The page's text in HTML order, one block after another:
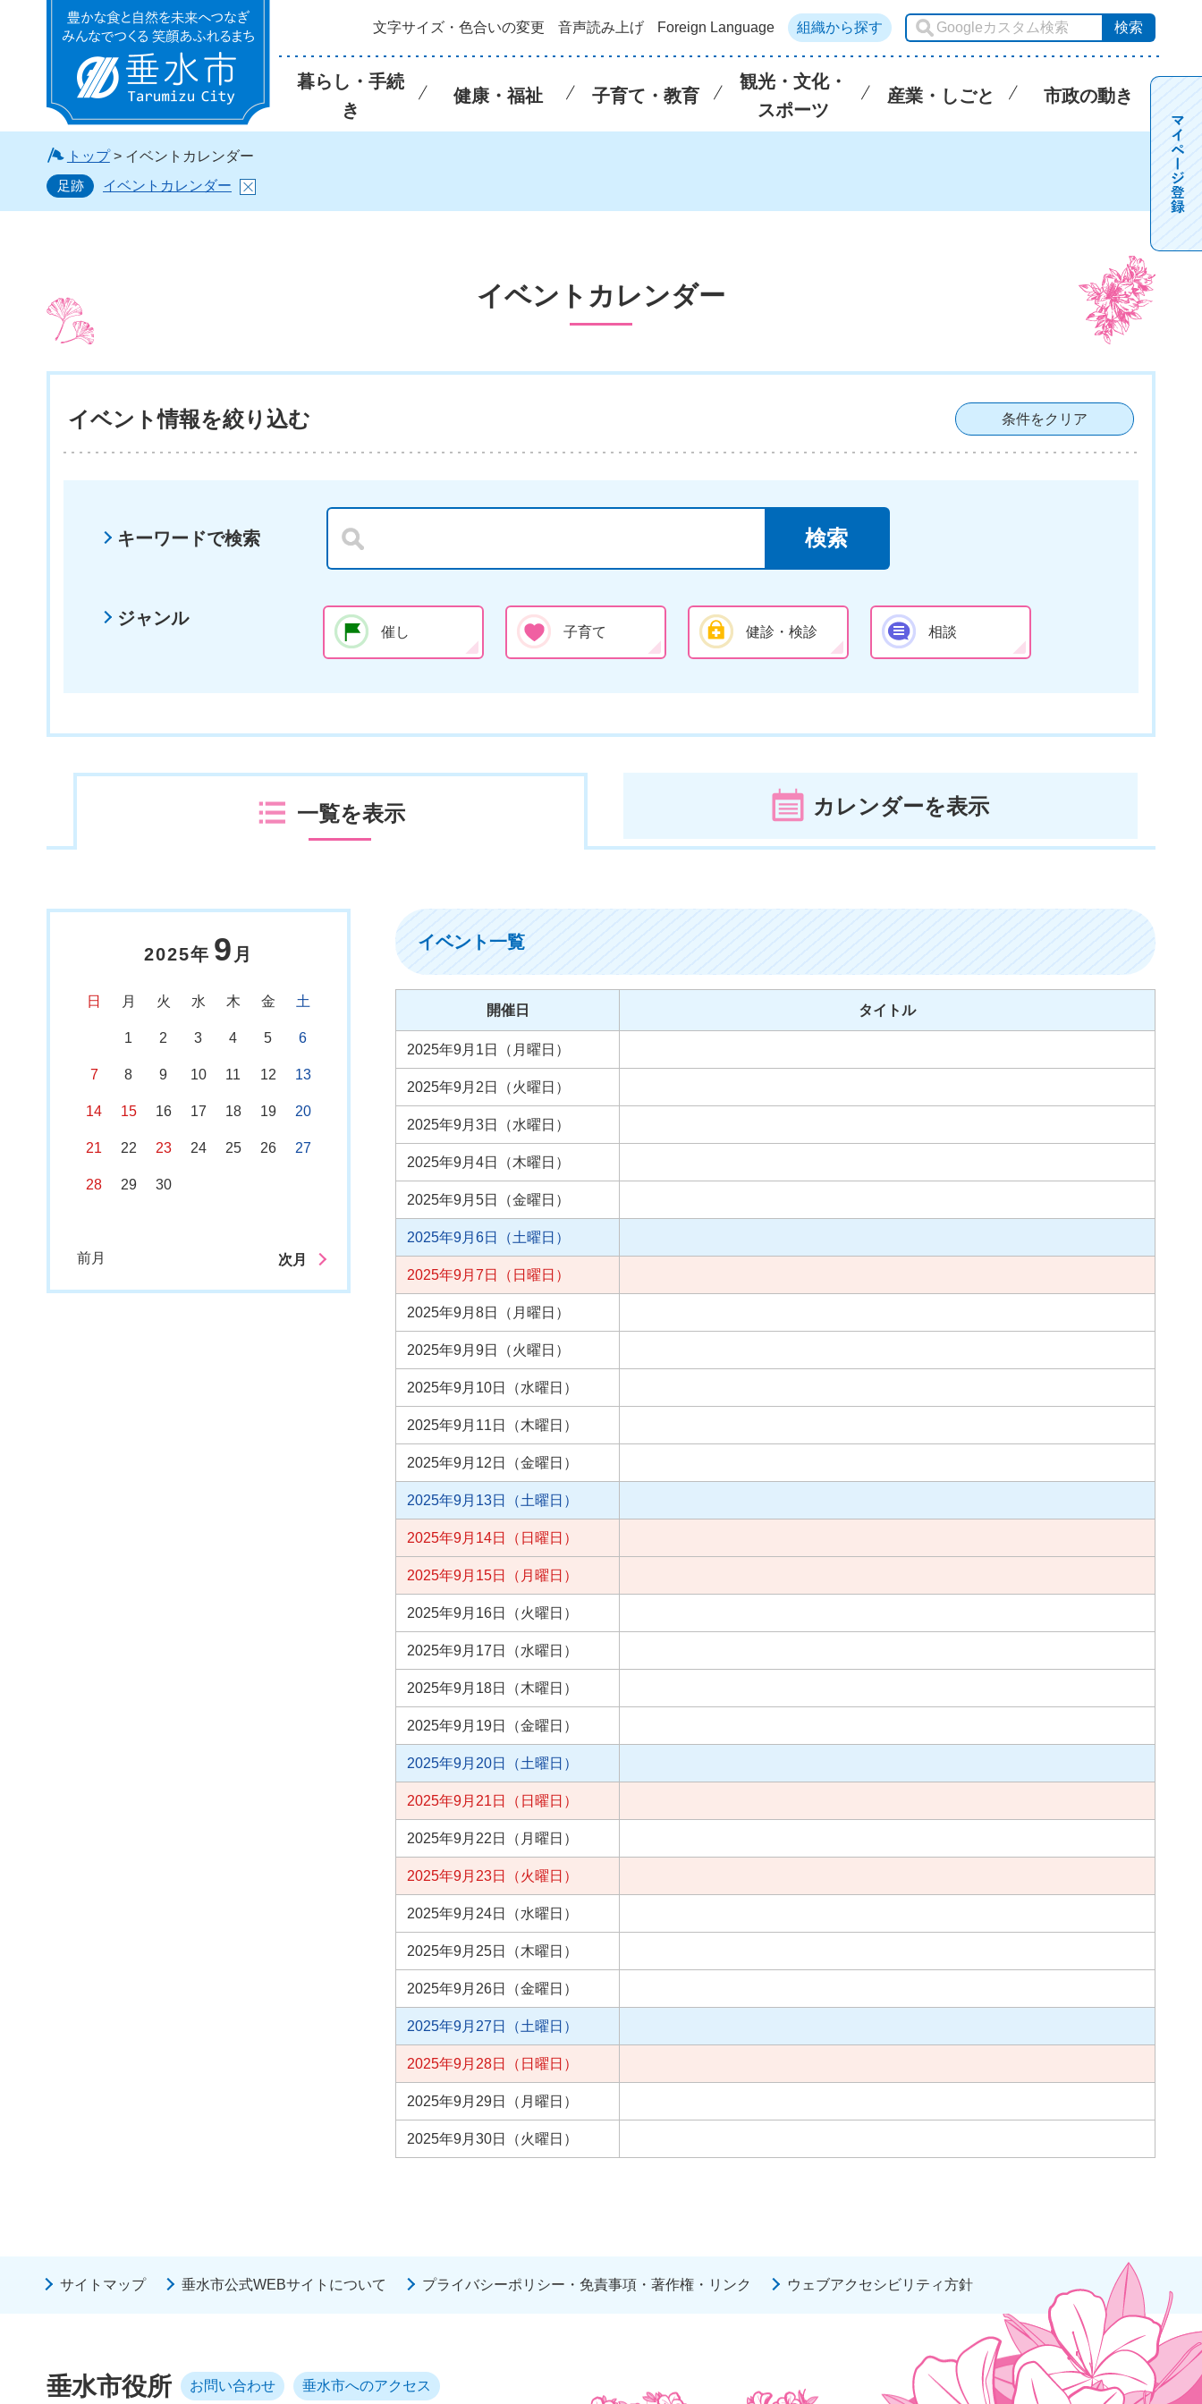
垂水市 文字サイズ・色合いの変更 音声読み上げ Foreign Language 組織から探す
暮らし・手続
き
健康・福祉 子育て・教育
観光・文化・
スポーツ
産業・しごと 市政の動き
トップ> イベントカレンダー
足跡
イベントカレンダー
イベントカレンダー
イベント情報を絞り込む 条件をクリア
キーワードで検索
ジャンル
催し 子育て 健診・検診 相談
一覧を表示 カレンダーを表示
2025年 9 月
日 月 火 水 木 金 土
1 2 3 4 5 6
7 8 9 10 11 12 13
14 15 16 17 18 19 20
21 22 23 24 25 26 27
28 29 30
前月 次月
イベント一覧
開催日 タイトル
2025年9月1日（月曜日）
2025年9月2日（火曜日）
2025年9月3日（水曜日）
2025年9月4日（木曜日）
2025年9月5日（金曜日）
2025年9月6日（土曜日）
2025年9月7日（日曜日）
2025年9月8日（月曜日）
2025年9月9日（火曜日）
2025年9月10日（水曜日）
2025年9月11日（木曜日）
2025年9月12日（金曜日）
2025年9月13日（土曜日）
2025年9月14日（日曜日）
2025年9月15日（月曜日）
2025年9月16日（火曜日）
2025年9月17日（水曜日）
2025年9月18日（木曜日）
2025年9月19日（金曜日）
2025年9月20日（土曜日）
2025年9月21日（日曜日）
2025年9月22日（月曜日）
2025年9月23日（火曜日）
2025年9月24日（水曜日）
2025年9月25日（木曜日）
2025年9月26日（金曜日）
2025年9月27日（土曜日）
2025年9月28日（日曜日）
2025年9月29日（月曜日）
2025年9月30日（火曜日）
サイトマップ 垂水市公式WEBサイトについて プライバシーポリシー・免責事項・著作権・リンク ウェブアクセシビリティ方針
垂水市役所 お問い合わせ 垂水市へのアクセス